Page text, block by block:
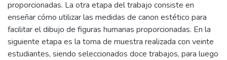
proporcionadas. La otra etapa del trabajo consiste en
enseñar cómo utilizar las medidas de canon estético para
facilitar el dibujo de figuras humanas proporcionadas. En la
siguiente etapa es la toma de muestra realizada con veinte
estudiantes, siendo seleccionados doce trabajos, para luego